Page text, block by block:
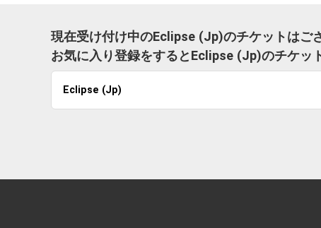
現在受け付け中のEclipse (Jp)のチケットはご
お気に入り登録をするとEclipse (Jp)のチケッ
Eclipse (Jp)